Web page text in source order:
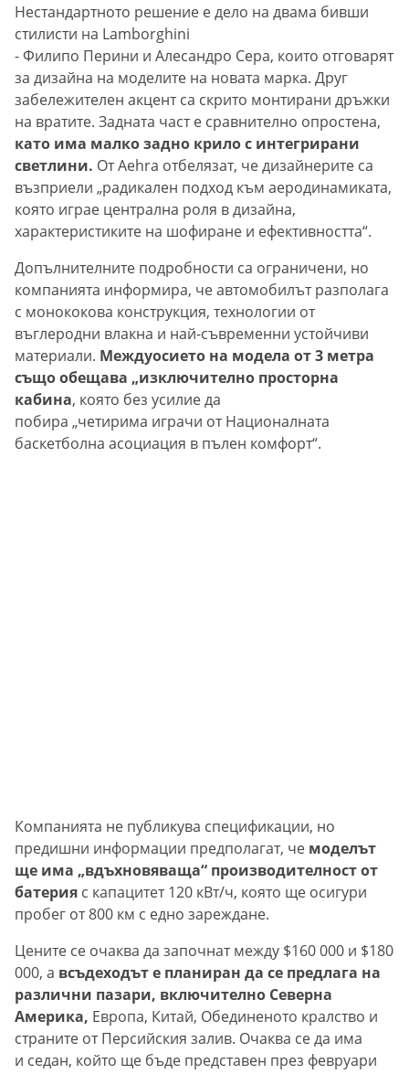
Нестандартното решение е дело на двама бивши
стилисти на Lamborghini
- Филипо Перини и Алесандро Сера, които отговарят
за дизайна на моделите на новата марка. Друг
забележителен акцент са скрито монтирани дръжки
на вратите. Задната част е сравнително опростена,
като има малко задно крило с интегрирани
светлини. От Aehra отбелязат, че дизайнерите са
възприели „радикален подход към аеродинамиката,
която играе централна роля в дизайна,
характеристиките на шофиране и ефективността“.
Допълнителните подробности са ограничени, но
компанията информира, че автомобилът разполага
с монококова конструкция, технологии от
въглеродни влакна и най-съвременни устойчиви
материали. Междуосието на модела от 3 метра
също обещава „изключително просторна
кабина, която без усилие да
побира „четирима играчи от Националната
баскетболна асоциация в пълен комфорт“.
Компанията не публикува спецификации, но
предишни информации предполагат, че моделът
ще има „вдъхновяваща“ производителност от
батерия с капацитет 120 кВт/ч, която ще осигури
пробег от 800 км с едно зареждане.
Цените се очаква да започнат между $160 000 и $180
000, а всъдеходът е планиран да се предлага на
различни пазари, включително Северна
Америка, Европа, Китай, Обединеното кралство и
страните от Персийския залив. Очаква се да има
и седан, който ще бъде представен през февруари